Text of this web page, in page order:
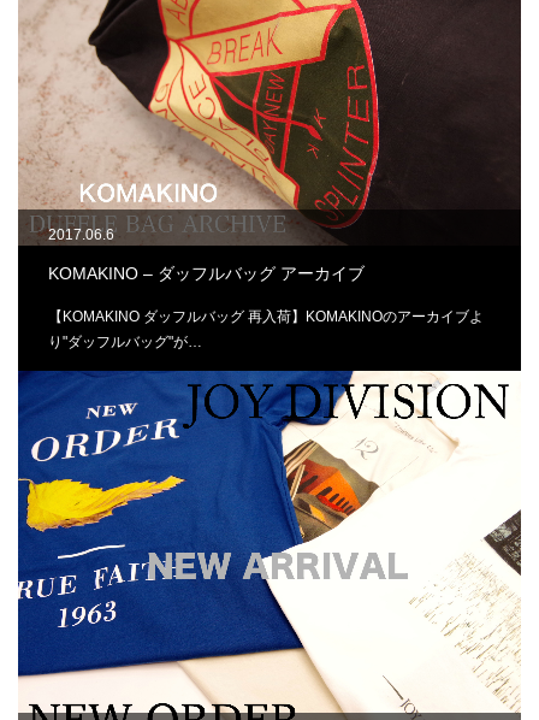
2017.06.6
KOMAKINO – ダッフルバッグ アーカイブ
【KOMAKINO ダッフルバッグ 再入荷】KOMAKINOのアーカイブよ
り"ダッフルバッグ"が…